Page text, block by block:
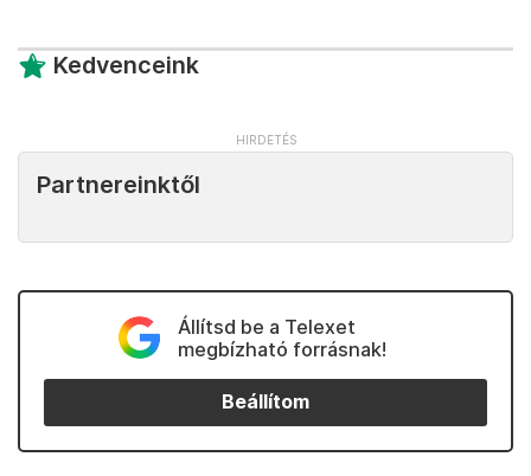
Kedvenceink
Partnereinktől
Állítsd be a Telexet
megbízható forrásnak!
Beállítom